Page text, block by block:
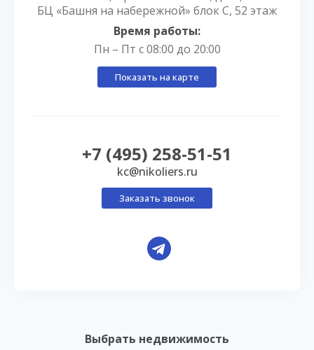
Выбрать недвижимость
БЦ «Башня на набережной» блок С, 52 этаж
Время работы:
Пн – Пт с 08:00 до 20:00
Показать на карте
+7 (495) 258-51-51
kc@nikoliers.ru
Заказать звонок